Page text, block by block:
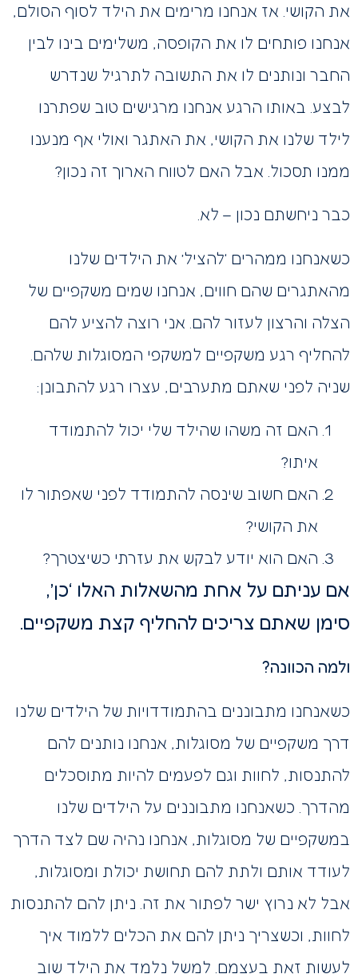
את הקושי. אז אנחנו מרימים את הילד לסוף הסולם,
אנחנו פותחים לו את הקופסה, משלימים בינו לבין
החבר ונותנים לו את התשובה לתרגיל שנדרש
לבצע. באותו הרגע אנחנו מרגישים טוב שפתרנו
לילד שלנו את הקושי, את האתגר ואולי אף מנענו
ממנו תסכול. אבל האם לטווח הארוך זה נכון?
כבר ניחשתם נכון – לא.
כשאנחנו ממהרים ‘להציל’ את הילדים שלנו
מהאתגרים שהם חווים, אנחנו שמים משקפיים של
הצלה והרצון לעזור להם. אני רוצה להציע להם
להחליף רגע משקפיים למשקפי המסוגלות שלהם.
שניה לפני שאתם מתערבים, עצרו רגע להתבונן:
האם זה משהו שהילד שלי יכול להתמודד
איתו?
האם חשוב שינסה להתמודד לפני שאפתור לו
את הקושי?
האם הוא יודע לבקש את עזרתי כשיצטרך?
אם עניתם על אחת מהשאלות האלו ‘כן’,
סימן שאתם צריכים להחליף קצת משקפיים.
ולמה הכוונה?
כשאנחנו מתבוננים בהתמודדויות של הילדים שלנו
דרך משקפיים של מסוגלות, אנחנו נותנים להם
להתנסות, לחוות וגם לפעמים להיות מתוסכלים
מהדרך. כשאנחנו מתבוננים על הילדים שלנו
במשקפיים של מסוגלות, אנחנו נהיה שם לצד הדרך
לעודד אותם ולתת להם תחושת יכולת ומסוגלות,
אבל לא נרוץ ישר לפתור את זה. ניתן להם להתנסות
לחוות, וכשצריך ניתן להם את הכלים ללמוד איך
לעשות זאת בעצמם. למשל נלמד את הילד שוב